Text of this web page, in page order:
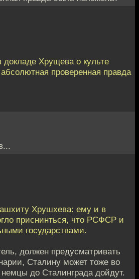
докладе Хрущева о культе
проверенная правда
Хрушхева: ему и в
приснинться, что РСФСР и
государствами.
должен предусматривать
Сталину может тоже во
до Сталинграда дойдут.